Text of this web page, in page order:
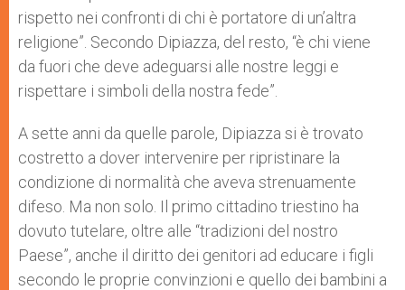
rispetto nei confronti di chi è portatore di un’altra
religione”. Secondo Dipiazza, del resto, “è chi viene
da fuori che deve adeguarsi alle nostre leggi e
rispettare i simboli della nostra fede”.
A sette anni da quelle parole, Dipiazza si è trovato
costretto a dover intervenire per ripristinare la
condizione di normalità che aveva strenuamente
difeso. Ma non solo. Il primo cittadino triestino ha
dovuto tutelare, oltre alle “tradizioni del nostro
Paese”, anche il diritto dei genitori ad educare i figli
secondo le proprie convinzioni e quello dei bambini a